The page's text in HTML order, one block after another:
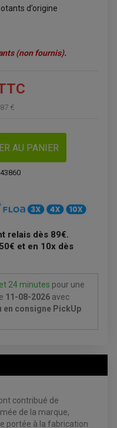
QUAD / SSV
/ SSV
d’origine
(non fournis).
€
AU PANIER
relais dès 89€.
et en 10x dès
24 minutes pour une
11-08-2026 avec
en consigne PickUp
contribué de
de la marque,
portée à la fabrication